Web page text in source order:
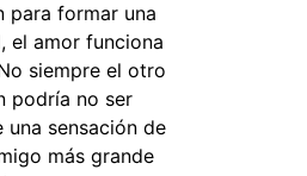
para formar una
el amor funciona
siempre el otro
podría no ser
sensación de
más grande